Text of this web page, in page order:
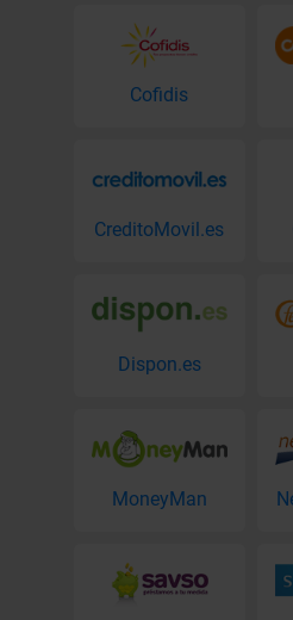
Cofidis
CreditoMovil.es
Dispon.es
MoneyMan